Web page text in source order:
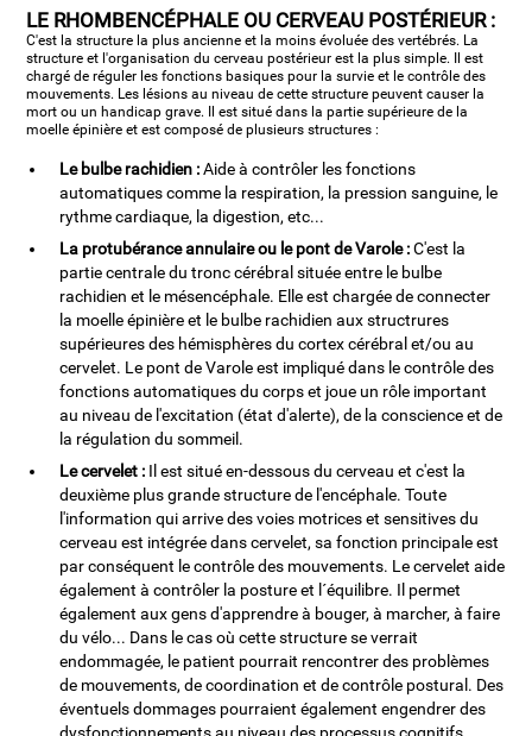
LE RHOMBENCÉPHALE OU CERVEAU POSTÉRIEUR :
C'est la structure la plus ancienne et la moins évoluée des vertébrés. La
structure et l'organisation du cerveau postérieur est la plus simple. Il est
chargé de réguler les fonctions basiques pour la survie et le contrôle des
mouvements. Les lésions au niveau de cette structure peuvent causer la
mort ou un handicap grave. Il est situé dans la partie supérieure de la
moelle épinière et est composé de plusieurs structures :
Le bulbe rachidien :Aide à contrôler les fonctions
automatiques comme la respiration, la pression sanguine, le
rythme cardiaque, la digestion, etc...
La protubérance annulaire ou le pont de Varole :C'est la
partie centrale du tronc cérébral située entre le bulbe
rachidien et le mésencéphale. Elle est chargée de connecter
la moelle épinière et le bulbe rachidien aux structrures
supérieures des hémisphères du cortex cérébral et/ou au
cervelet. Le pont de Varole est impliqué dans le contrôle des
fonctions automatiques du corps et joue un rôle important
au niveau de l'excitation (état d'alerte), de la conscience et de
la régulation du sommeil.
Le cervelet : Il est situé en-dessous du cerveau et c'est la
deuxième plus grande structure de l'encéphale. Toute
l'information qui arrive des voies motrices et sensitives du
cerveau est intégrée dans cervelet, sa fonction principale est
par conséquent le contrôle des mouvements. Le cervelet aide
également à contrôler la posture et l´équilibre. Il permet
également aux gens d'apprendre à bouger, à marcher, à faire
du vélo... Dans le cas où cette structure se verrait
endommagée, le patient pourrait rencontrer des problèmes
de mouvements, de coordination et de contrôle postural. Des
éventuels dommages pourraient également engendrer des